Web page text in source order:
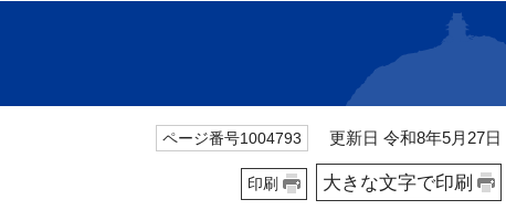
ページ番号1004793 更新日 令和8年5月27日
印刷 大きな文字で印刷